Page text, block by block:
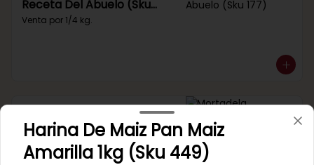
Receta Del Abuelo (Sku
177)
Venta por 1/4 kg.
Mortadela Jamonada
Supercerdo (Sku 101)
Venta por 1/4 kg.
Harina De Maiz Pan Maiz
Amarilla 1kg (Sku 449)